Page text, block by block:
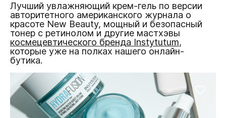
Лучший увлажняющий крем-гель по версии
авторитетного американского журнала о
красоте New Beauty, мощный и безопасный
тонер с ретинолом и другие мастхэвы
космецевтического бренда Instytutum,
которые уже на полках нашего онлайн-
бутика.